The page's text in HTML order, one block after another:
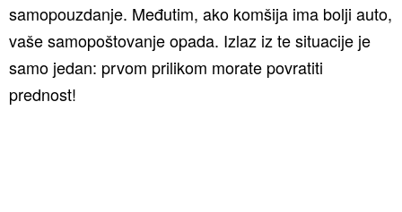
samopouzdanje. Međutim, ako komšija ima bolji auto,
vaše samopoštovanje opada. Izlaz iz te situacije je
samo jedan: prvom prilikom morate povratiti
prednost!